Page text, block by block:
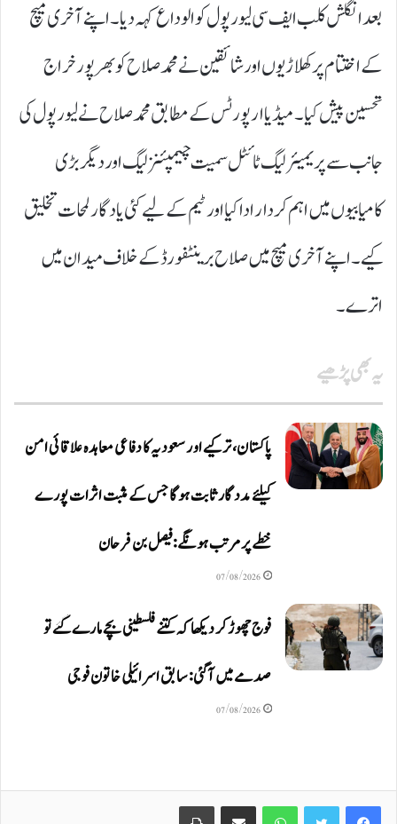
بعد انگلش کلب ایف سی لیور پول کو الوداع کہہ دیا۔ اپنے آخری میچ
کے اختتام پر کھلاڑیوں اور شائقین نے محمد صلاح کو بھرپور خراج
تحسین پیش کیا۔ میڈیا ارپورٹس کے مطابق محمد صلاح نے لیورپول کی
جانب سے پریمیئر لیگ ٹائٹل سمیت چیمپئنز لیگ اور دیگر بڑی
کامیابیوں میں اہم کردار ادا کیا اور ٹیم کے لیے کئی یادگار لمحات تخلیق
کیے۔ اپنے آخری میچ میں صلاح برینٹفورڈ کے خلاف میدان میں
اترے۔
یہ بھی پڑھیے
پاکستان، ترکیے اور سعودیہ کا دفاعی معاہدہ علاقائی امن
کیلئے مددگار ثابت ہوگا جس کے مثبت اثرات پورے
خطے پر مرتب ہونگے: فیصل بن فرحان
07/08/2026
فوج چھوڑ کر دیکھا کہ کتنے فلسطینی بچے مارے گئے تو
صدمے میں آگئی: سابق اسرائیلی خاتون فوجی
07/08/2026
Facebook
Twitter
WhatsApp
Share via Email
Print